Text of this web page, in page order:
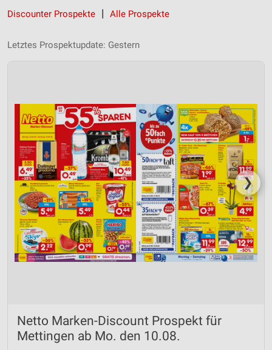
Discounter Prospekte
Alle Prospekte
Letztes Prospektupdate: Gestern
❯
Netto Marken-Discount Prospekt für
Mettingen ab Mo. den 10.08.